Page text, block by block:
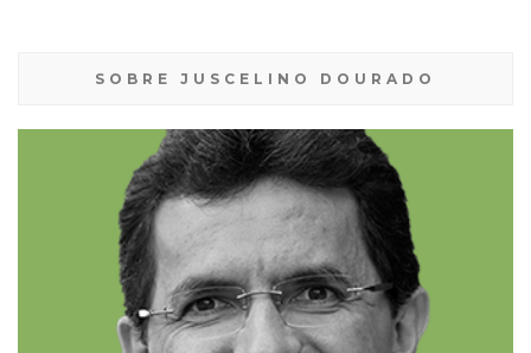
SOBRE JUSCELINO DOURADO